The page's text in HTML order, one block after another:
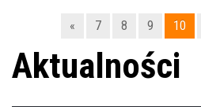
« 7 8 9 10
Aktualności